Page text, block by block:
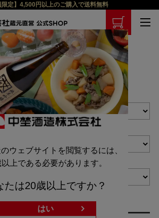
限定】4,500円以上のご購入で送料無料
ウェブサイトを閲覧するには、
上である必要があります。
たは20歳以上ですか？
はい